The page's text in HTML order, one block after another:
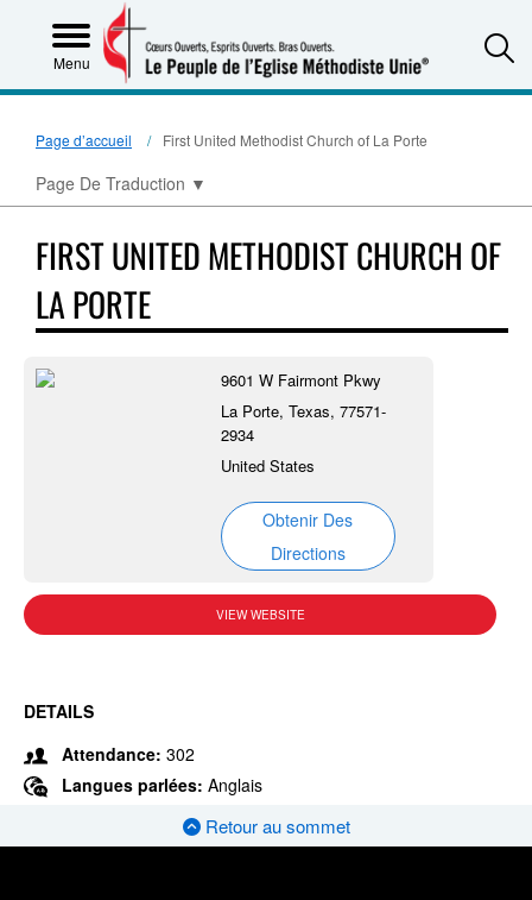
Menu
Page d’accueil First United Methodist Church of La Porte
Page De Traduction ▼
FIRST UNITED METHODIST CHURCH OF
LA PORTE
9601 W Fairmont Pkwy
La Porte, Texas, 77571-
2934
United States
Obtenir Des
Directions
VIEW WEBSITE
DETAILS
Attendance: 302
Langues parlées: Anglais
Retour au sommet